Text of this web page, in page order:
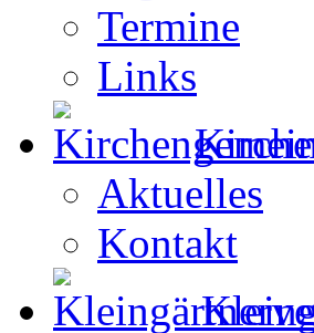
Termine
Links
Aktuelles
Kontakt